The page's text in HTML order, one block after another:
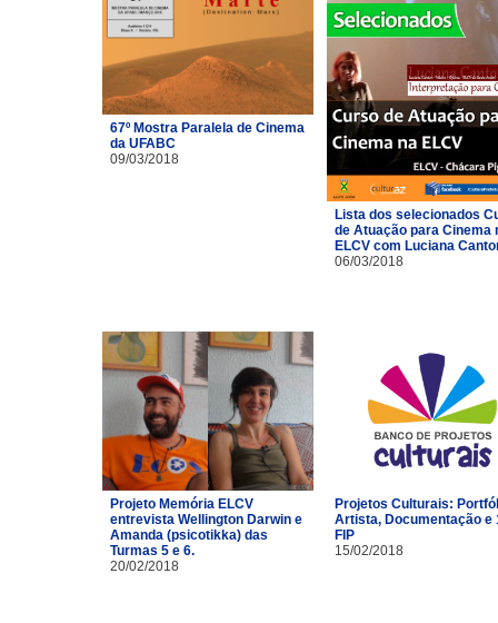
67º Mostra Paralela de Cinema
da UFABC
09/03/2018
Lista dos selecionados
de Atuação para Cinema
ELCV com Luciana
06/03/2018
Projeto Memória ELCV
entrevista Wellington Darwin e
Amanda (psicotikka) das
Turmas 5 e 6.
20/02/2018
Projetos Culturais:
Artista, Documentação e
FIP
15/02/2018